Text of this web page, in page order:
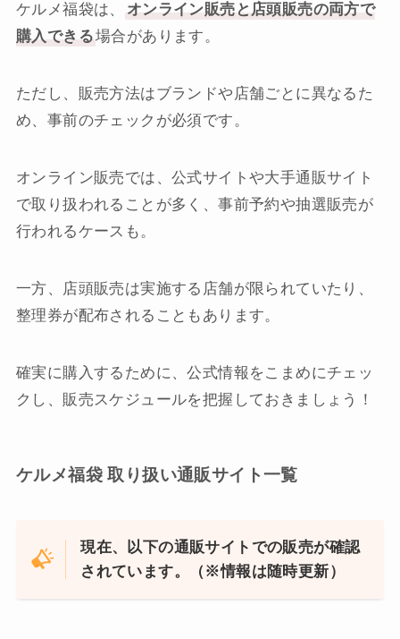
ケルメ福袋は、
オンライン販売と店頭販売の両方で
購入できる場合があります。
ただし、販売方法はブランドや店舗ごとに異なるた
め、事前のチェックが必須です。
オンライン販売では、公式サイトや大手通販サイト
で取り扱われることが多く、事前予約や抽選販売が
行われるケースも。
一方、店頭販売は実施する店舗が限られていたり、
整理券が配布されることもあります。
確実に購入するために、公式情報をこまめにチェッ
クし、販売スケジュールを把握しておきましょう！
ケルメ福袋 取り扱い通販サイト一覧
現在、以下の通販サイトでの販売が確認
されています。（※情報は随時更新）